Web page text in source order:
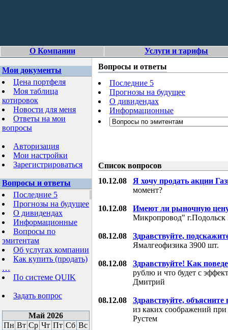
О Компании Услуги и тарифы
Мои документы
Цена портфеля
Моя таблица
котировок
Новости для меня
Ответы на мои
вопросы
Авторизация
Мои настройки
Зарегистрироваться
Вопросы и ответы
Последние 5
Прогнозы на будущее
О дивидендах
Информационные
Вопросы по
эмитентам
Об услугах компании
Как купить (продать)
…
По системе QUIK
Задать вопрос
Май 2026
Пн Вт Ср Чт Пт Сб Вс
Вопросы и ответы
Последние 5
Прогнозы на будущее
О дивидендах
Информационные
Список вопросов
10.12.08 Я хочу продать акции
момент?
10.12.08
Имеют ли рыночную
Микропровод"
08.12.08
Здравствуйте,
Ямалгеофизика 3900 шт.
08.12.08
Здравствуйте! Как
рублю и что будет с
Дмитрий
08.12.08
Здравствуйте, объясните
из каких соображений
Рустем